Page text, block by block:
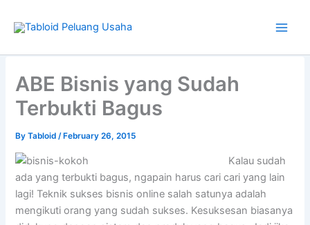
ABE Bisnis yang Sudah
Terbukti Bagus
ByTabloid/ February 26, 2015
Kalau sudah
ada yang terbukti bagus, ngapain harus cari cari yang lain
lagi! Teknik sukses bisnis online salah satunya adalah
mengikuti orang yang sudah sukses. Kesuksesan biasanya
your
email…